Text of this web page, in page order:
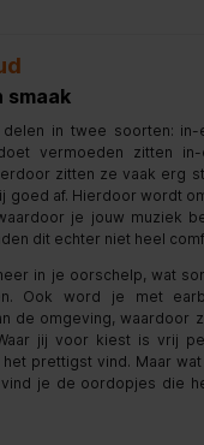
smaak
in twee soorten: in-
vermoeden zitten in-
zitten ze vaak erg
goed af. Hierdoor wordt
je jouw muziek
dit echter niet heel
in je oorschelp, wat
Ook word je met
de omgeving, waardoor
jij voor kiest is vrij
het prettigst vind. Maar
je de oordopjes die